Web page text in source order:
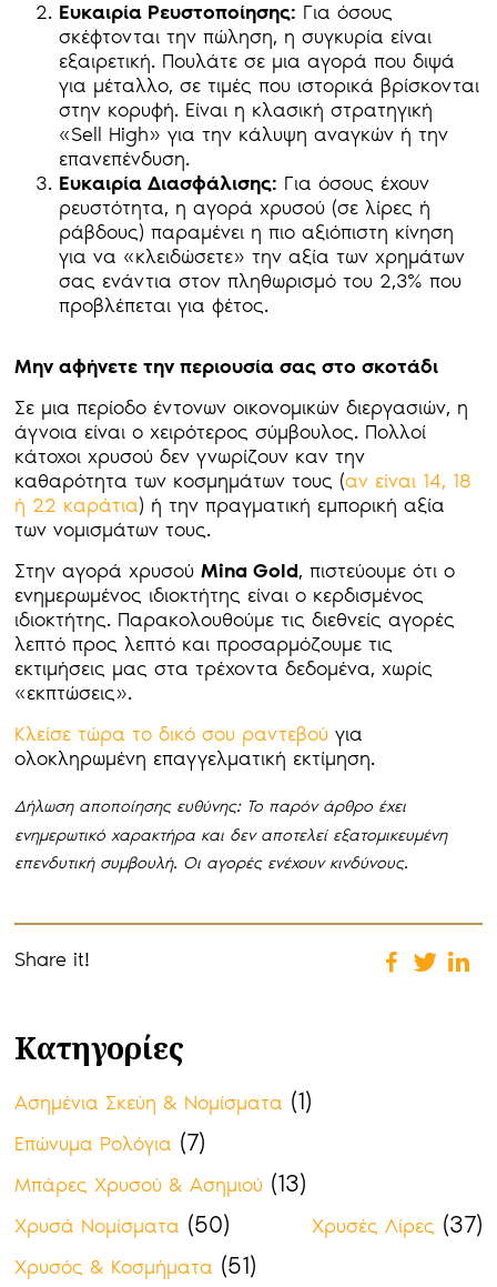
Ευκαιρία Ρευστοποίησης: Για όσους
σκέφτονται την πώληση, η συγκυρία είναι
εξαιρετική. Πουλάτε σε μια αγορά που διψά
για μέταλλο, σε τιμές που ιστορικά βρίσκονται
στην κορυφή. Είναι η κλασική στρατηγική
«Sell High» για την κάλυψη αναγκών ή την
επανεπένδυση.
Ευκαιρία Διασφάλισης: Για όσους έχουν
ρευστότητα, η αγορά χρυσού (σε λίρες ή
ράβδους) παραμένει η πιο αξιόπιστη κίνηση
για να «κλειδώσετε» την αξία των χρημάτων
σας ενάντια στον πληθωρισμό του 2,3% που
προβλέπεται για φέτος.
Μην αφήνετε την περιουσία σας στο σκοτάδι
Σε μια περίοδο έντονων οικονομικών διεργασιών, η
άγνοια είναι ο χειρότερος σύμβουλος. Πολλοί
κάτοχοι χρυσού δεν γνωρίζουν καν την
καθαρότητα των κοσμημάτων τους (αν είναι 14, 18
ή 22 καράτια) ή την πραγματική εμπορική αξία
των νομισμάτων τους.
Στην αγορά χρυσούMina Gold, πιστεύουμε ότι ο
ενημερωμένος ιδιοκτήτης είναι ο κερδισμένος
ιδιοκτήτης. Παρακολουθούμε τις διεθνείς αγορές
λεπτό προς λεπτό και προσαρμόζουμε τις
εκτιμήσεις μας στα τρέχοντα δεδομένα, χωρίς
«εκπτώσεις».
Κλείσε τώρα το δικό σου ραντεβού για
ολοκληρωμένη επαγγελματική εκτίμηση.
Δήλωση αποποίησης ευθύνης: Το παρόν άρθρο έχει
ενημερωτικό χαρακτήρα και δεν αποτελεί εξατομικευμένη
επενδυτική συμβουλή. Οι αγορές ενέχουν κινδύνους.
Share it!
Κατηγορίες
Ασημένια Σκεύη & Νομίσματα (1)
Επώνυμα Ρολόγια (7)
Μπάρες Χρυσού & Ασημιού (13)
Χρυσά Νομίσματα (50) Χρυσές Λίρες (37)
Χρυσός & Κοσμήματα (51)